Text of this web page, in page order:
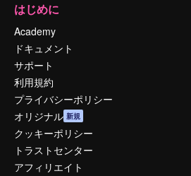
はじめに
Academy
ドキュメント
サポート
利用規約
プライバシーポリシー
オリジナル 新規
クッキーポリシー
トラストセンター
アフィリエイト